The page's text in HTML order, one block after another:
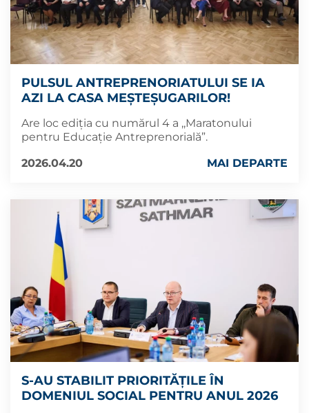
PULSUL ANTREPRENORIATULUI SE IA
AZI LA CASA MEȘTEȘUGARILOR!
Are loc ediția cu numărul 4 a ,,Maratonului
pentru Educație Antreprenorială”.
2026.04.20
MAI DEPARTE
S-AU STABILIT PRIORITĂȚILE ÎN
DOMENIUL SOCIAL PENTRU ANUL 2026